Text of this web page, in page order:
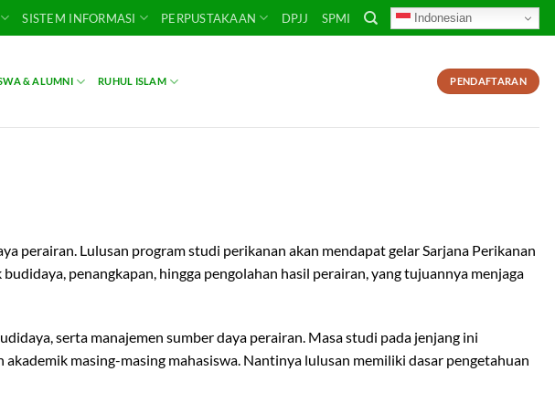
SISTEM INFORMASI PERPUSTAKAAN DPJJ SPMI Indonesian
& ALUMNI RUHUL ISLAM PENDAFTARAN
perairan. Lulusan program studi perikanan akan mendapat gelar Sarjana Perikanan
penangkapan, hingga pengolahan hasil perairan, yang tujuannya menjaga
serta manajemen sumber daya perairan. Masa studi pada jenjang ini
masing-masing mahasiswa. Nantinya lulusan memiliki dasar pengetahuan